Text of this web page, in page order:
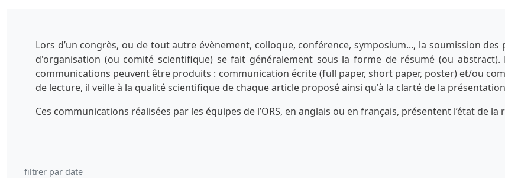
Lors d’un congrès, ou de tout autre évènement, colloque, conférence, symposium..., la soumission
d'organisation (ou comité scientifique) se fait généralement sous la forme de résumé (ou
communications peuvent être produits : communication écrite (full paper, short paper, poster) et/ou
de lecture, il veille à la qualité scientifique de chaque article proposé ainsi qu'à la clarté de la
Ces communications réalisées par les équipes de l’ORS, en anglais ou en français, présentent l’état de
filtrer par date